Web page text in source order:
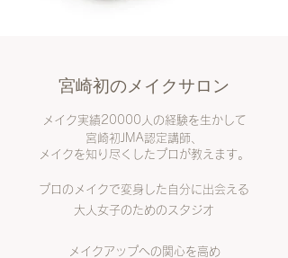
​宮崎初のメイクサロン
メイク実績20000人の経験を生かして
宮崎初JMA認定講師、
メイクを知り尽くしたプロが教えます。
プロのメイクで変身した自分に出会える
大人女子のためのスタジオ
メイクアップへの関心を高め